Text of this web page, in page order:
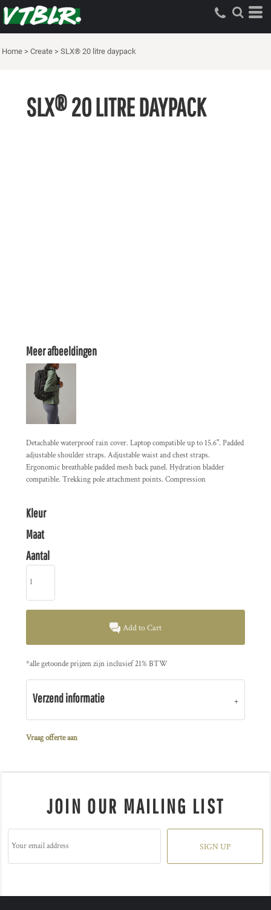
Home > Create > SLX® 20 litre daypack
SLX® 20 LITRE DAYPACK
Meer afbeeldingen
Detachable waterproof rain cover. Laptop compatible up to 15.6". Padded
adjustable shoulder straps. Adjustable waist and chest straps.
Ergonomic breathable padded mesh back panel. Hydration bladder
compatible. Trekking pole attachment points. Compression
Kleur
Maat
Aantal
Add to Cart
*alle getoonde prijzen zijn inclusief 21% BTW
Verzend informatie
Vraag offerte aan
JOIN OUR MAILING LIST
SIGN UP